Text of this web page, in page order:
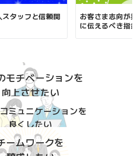
タッフと信頼関
お客さま志向が
に伝えるべき指針
モチベーションを
向上させたい
ミュニケーションを
良くしたい
ームワークを